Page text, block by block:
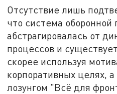
Отсутствие лишь
что система
абстрагировалась от
процессов и
скорее используя
корпоративных целях,
лозунгом "Всё для